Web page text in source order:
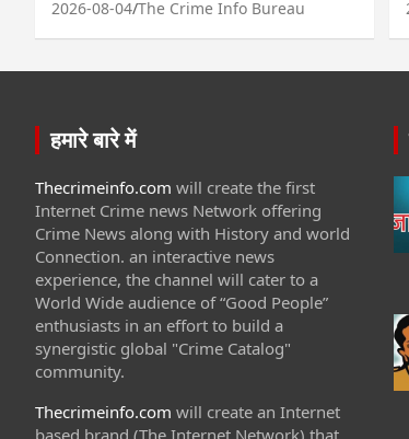
2026-08-04 The Crime Info Bureau
हमारे बारे में
Thecrimeinfo.com will create the first
Internet Crime news Network offering
Crime News along with History and world
Connection. an interactive news
experience, the channel will cater to a
World Wide audience of “Good People”
enthusiasts in an effort to build a
synergistic global "Crime Catalog"
community.
Thecrimeinfo.com will create an Internet
based brand (The Internet Network) that